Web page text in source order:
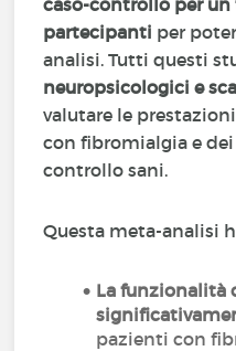
caso-controllo per
partecipanti per
analisi. Tutti questi
neuropsicologici e
valutare le
con fibromialgia e
controllo sani.
Questa meta-analisi
La funzionalità
pazienti con